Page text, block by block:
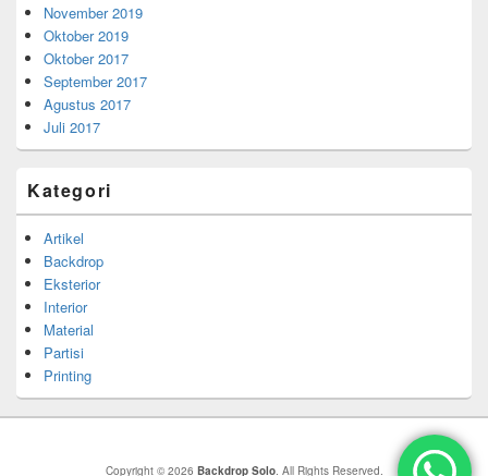
November 2019
Oktober 2019
Oktober 2017
September 2017
Agustus 2017
Juli 2017
Kategori
Artikel
Backdrop
Eksterior
Interior
Material
Partisi
Printing
Copyright © 2026 Backdrop Solo. All Rights Reserved.